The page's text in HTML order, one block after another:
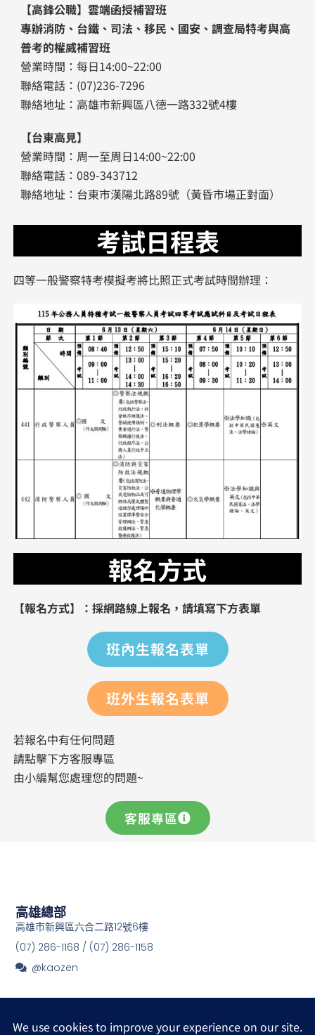
【高鋒公職】雲端函授補習班
專辦消防、台鐵、司法、移民、國安、調查局特考與高
普考的權威補習班
營業時間：每日14:00~22:00
聯絡電話：(07)236-7296
聯絡地址：高雄市新興區八德一路332號4樓
【台東高見】
營業時間：周一至周日14:00~22:00
聯絡電話：089-343712
聯絡地址：台東市漢陽北路89號（黃昏市場正對面）
考試日程表
四等一般警察特考模擬考將比照正式考試時間辦理：
報名方式
【報名方式】：採網路線上報名，請填寫下方表單
班內生報名表單
班外生報名表單
若報名中有任何問題
請點擊下方客服專區
由小編幫您處理您的問題~
客服專區
高雄總部
高雄市新興區六合二路12號6樓
(07) 286-1168 / (07) 286-1158
@kaozen